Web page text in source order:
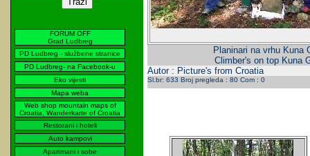
FORUM OFF
Grad Ludbreg
PD Ludbreg - službene stranice
PD Ludbreg- na Facebook-u
Eko vijesti
Mapa weba
Web shop mountain maps of
Croatia, Wanderkarte of Croatia
Restorani i hoteli
Auto kampovi
Apartmani i sobe
Planinari na vrhu Kuna
Climber's on top Kuna
Autor : Picture's from Croatia
Sl.br: 633 Broj pregleda : 80 Com : 0